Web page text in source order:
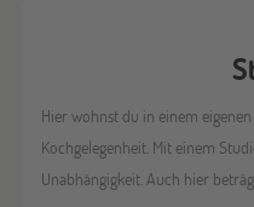
Hier wohnst du in einem
Kochgelegenheit. Mit einem
Unabhängigkeit. Auch hier